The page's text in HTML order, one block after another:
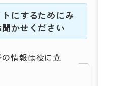
にするためにみ
かせください
情報は役に立